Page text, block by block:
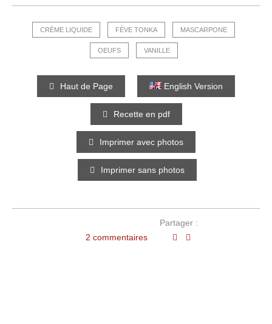
CRÈME LIQUIDE FÈVE TONKA MASCARPONE
OEUFS VANILLE
Haut de Page English Version
Recette en pdf
Imprimer avec photos
Imprimer sans photos
2 commentaires
Partager :